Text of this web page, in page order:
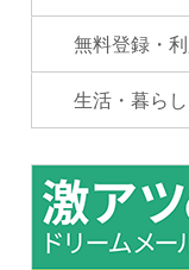
無料登録・利
生活・暮らし